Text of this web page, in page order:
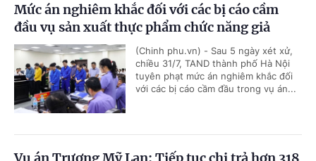
Mức án nghiêm khắc đối với các bị cáo cầm
đầu vụ sản xuất thực phẩm chức năng giả
(Chinh phu.vn) - Sau 5 ngày xét xử,
chiều 31/7, TAND thành phố Hà Nội
tuyên phạt mức án nghiêm khắc đối
với các bị cáo cầm đầu trong vụ án...
Vụ án Trương Mỹ Lan: Tiếp tục chi trả hơn 318